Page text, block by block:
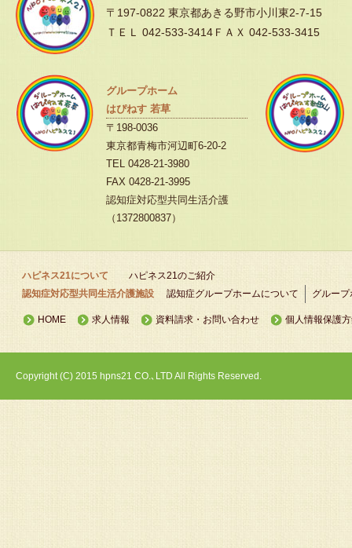
〒197-0822 東京都あきる野市小川東2-7-15
ＴＥＬ 042-533-3414ＦＡＸ 042-533-3415
グループホーム
はぴねす 若草
〒198-0036
東京都青梅市河辺町6-20-2
TEL 0428-21-3980
FAX 0428-21-3995
認知症対応型共同生活介護
（1372800837）
ハピネス21について
ハピネス21のご紹介
認知症対応型共同生活介護施設
認知症グループホームについて グルー
HOME 求人情報 資料請求・お問い合わせ 個人情報保護
Copyright (C) 2015 hpns21 CO.､LTD All Rights Reserved.